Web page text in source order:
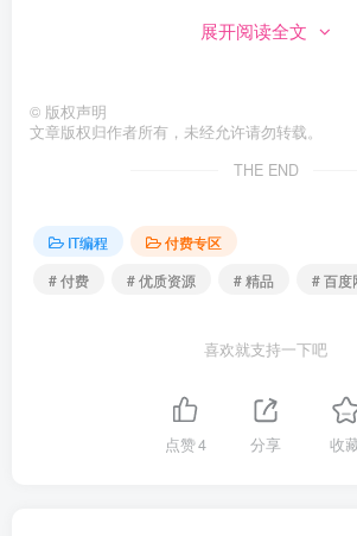
├──068_复合数据类型_应用案例_翻转数组
├──071_复合数据类型_应用案例_旋转图像
├──072_复合数据类型_应用案例_翻转链表
├──073_函数_定义和基本用法.mp4 39.45M
├──074_函数_案例练习.mp4 25.33M
├──077_函数_分离式编译和头文件.mp4
├──078_函数_参数传递_传值参数.mp4
├──079_函数_参数传递_传引用参数.mp4
├──080_函数_参数传递_数组形参.mp4
├──083_函数_返回类型_返回数组指针.mp4
├──085_函数_递归_斐波那契数列.mp4
├──086_应用案例_二分查找.mp4 44.91M
├──087_应用案例_快速排序.mp4 78.50M
展开阅读全文
© 版权声明
文章版权归作者所有，未经允许请勿转载。
THE END
IT编程
付费专区
# 付费
# 优质资源 # 精品 # 百度
喜欢就支持一下吧
点赞4 分享 收